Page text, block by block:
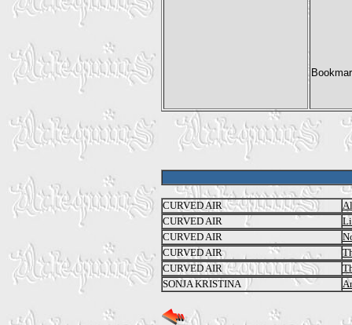
CURVED AIR
CURVED AIR
CURVED AIR
CURVED AIR
CURVED AIR
SONJA KRISTINA